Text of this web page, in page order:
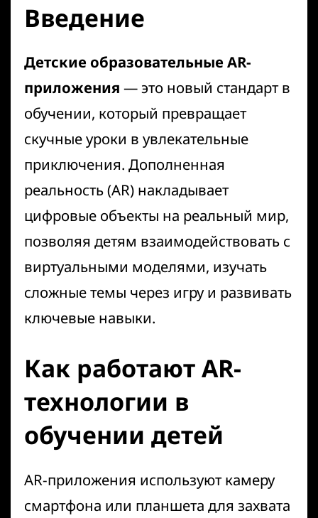
Введение
Детские образовательные AR-
приложения — это новый стандарт в
обучении, который превращает
скучные уроки в увлекательные
приключения. Дополненная
реальность (AR) накладывает
цифровые объекты на реальный мир,
позволяя детям взаимодействовать с
виртуальными моделями, изучать
сложные темы через игру и развивать
ключевые навыки.
Как работают AR-
технологии в
обучении детей
AR-приложения используют камеру
смартфона или планшета для захвата